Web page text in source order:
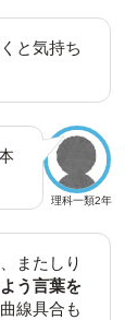
と気持ち
理科一類2年
またしり
う言葉を
線具合も